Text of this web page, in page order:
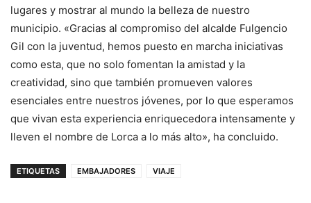
lugares y mostrar al mundo la belleza de nuestro
municipio. «Gracias al compromiso del alcalde Fulgencio
Gil con la juventud, hemos puesto en marcha iniciativas
como esta, que no solo fomentan la amistad y la
creatividad, sino que también promueven valores
esenciales entre nuestros jóvenes, por lo que esperamos
que vivan esta experiencia enriquecedora intensamente y
lleven el nombre de Lorca a lo más alto», ha concluido.
ETIQUETAS EMBAJADORES VIAJE